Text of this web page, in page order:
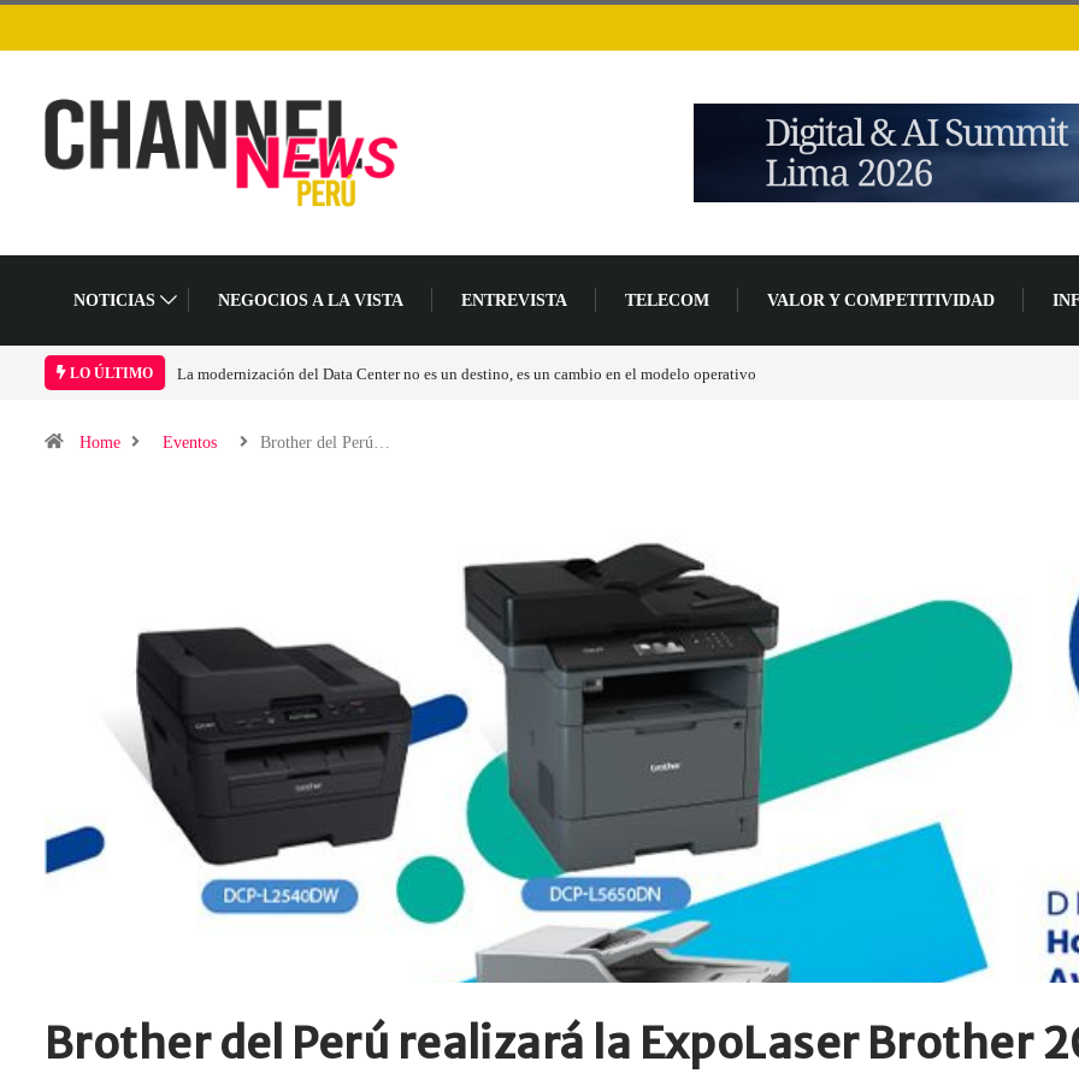
NOTICIAS NEGOCIOS A LA VISTA ENTREVISTA TELECOM VALOR Y COMPETITIVIDAD
LO ÚLTIMO La modernización del Data Center no es un destino, es un cambio en el modelo operativo
Home Eventos Brother del Perú…
Brother del Perú realizará la ExpoLaser Brother